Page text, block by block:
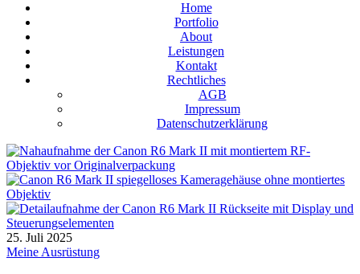
Home
Portfolio
About
Leistungen
Kontakt
Rechtliches
AGB
Impressum
Datenschutzerklärung
25. Juli 2025
Meine Ausrüstung